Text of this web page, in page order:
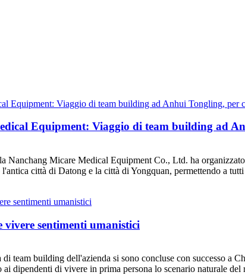
Equipment: Viaggio di team building ad
Nanchang Micare Medical Equipment Co., Ltd. ha
città di Datong e la città di Yongquan, permettendo a
sentimenti umanistici
team building dell'azienda si sono concluse con successo a
ai dipendenti di vivere in prima persona lo scenario naturale